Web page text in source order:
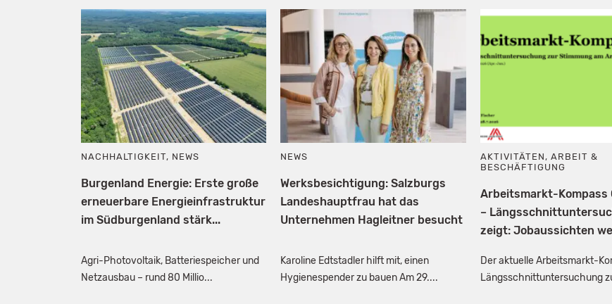
NACHHALTIGKEIT, NEWS
Burgenland Energie: Erste große
erneuerbare Energieinfrastruktur
im Südburgenland stärk...
Agri-Photovoltaik, Batteriespeicher und
Netzausbau – rund 80 Millio...
NEWS
Werksbesichtigung: Salzburgs
Landeshauptfrau hat das
Unternehmen Hagleitner besucht
Karoline Edtstadler hilft mit, einen
Hygienespender zu bauen Am 29....
AKTIVITÄTEN,ARBEIT &
BESCHÄFTIGUNG
Arbeitsmarkt-Kompass
–
zeigt: Jobaussichten
Der aktuelle Arbeitsmarkt-
Längsschnittuntersuchung